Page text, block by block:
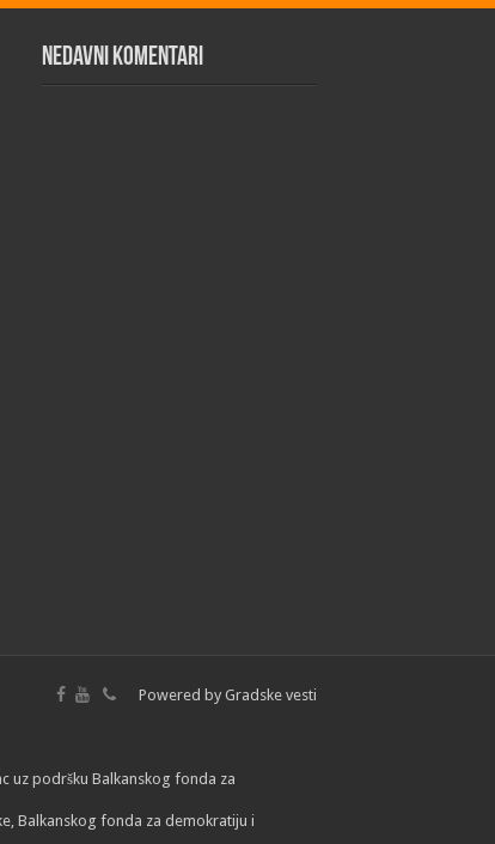
Nedavni komentari
Powered by Gradske vesti
uz podršku Balkanskog fonda za
Balkanskog fonda za demokratiju i